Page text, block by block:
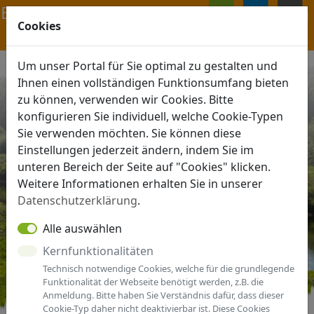
Cookies
Um unser Portal für Sie optimal zu gestalten und
Ihnen einen vollständigen Funktionsumfang bieten
zu können, verwenden wir Cookies. Bitte
konfigurieren Sie individuell, welche Cookie-Typen
Sie verwenden möchten. Sie können diese
Einstellungen jederzeit ändern, indem Sie im
unteren Bereich der Seite auf "Cookies" klicken.
Weitere Informationen erhalten Sie in unserer
Datenschutzerklärung.
Alle auswählen
Kernfunktionalitäten
Technisch notwendige Cookies, welche für die grundlegende
Funktionalität der Webseite benötigt werden, z.B. die
Anmeldung. Bitte haben Sie Verständnis dafür, dass dieser
Cookie-Typ daher nicht deaktivierbar ist. Diese Cookies
Navigation ein-/ausblenden
MENÜ